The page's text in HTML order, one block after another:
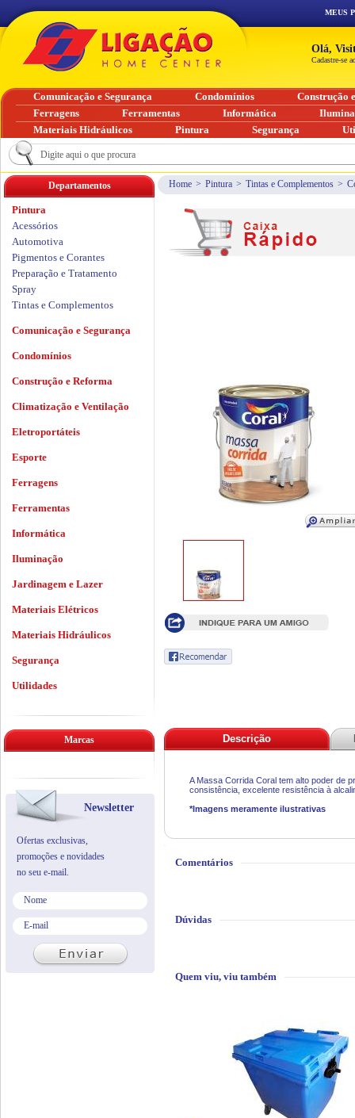
Home > Pintura > Tintas e Complementos >
Descrição
A Massa Corrida Coral tem alto poder de
consistência, excelente resistência à
*Imagens meramente ilustrativas
Comentários
Dúvidas
Quem viu, viu também
Departamentos
Pintura
Acessórios
Automotiva
Pigmentos e Corantes
Preparação e Tratamento
Spray
Tintas e Complementos
Comunicação e Segurança
Condomínios
Construção e Reforma
Climatização e Ventilação
Eletroportáteis
Esporte
Ferragens
Ferramentas
Informática
Iluminação
Jardinagem e Lazer
Materiais Elétricos
Materiais Hidráulicos
Segurança
Utilidades
Marcas
Newsletter
Ofertas exclusivas,
promoções e novidades
no seu e-mail.
MEUS
Olá,
Cadastre-se
Comunicação e Segurança Condomínios
Construção
Ferragens
Ferramentas Informática
Materiais Hidráulicos
Pintura Segurança